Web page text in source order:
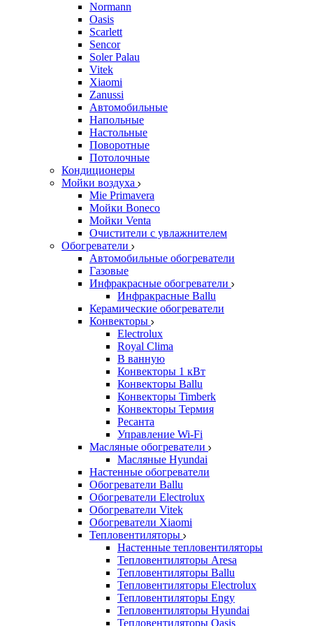
Normann
Oasis
Scarlett
Sencor
Soler Palau
Vitek
Xiaomi
Zanussi
Автомобильные
Напольные
Настольные
Поворотные
Потолочные
Кондиционеры
Мойки воздуха
Mie Primavera
Мойки Boneco
Мойки Venta
Очистители с увлажнителем
Обогреватели
Автомобильные обогреватели
Газовые
Инфракрасные обогреватели
Инфракрасные Ballu
Керамические обогреватели
Конвекторы
Electrolux
Royal Clima
В ванную
Конвекторы 1 кВт
Конвекторы Ballu
Конвекторы Timberk
Конвекторы Термия
Ресанта
Управление Wi-Fi
Масляные обогреватели
Масляные Hyundai
Настенные обогреватели
Обогреватели Ballu
Обогреватели Electrolux
Обогреватели Vitek
Обогреватели Xiaomi
Тепловентиляторы
Настенные тепловентиляторы
Тепловентиляторы Aresa
Тепловентиляторы Ballu
Тепловентиляторы Electrolux
Тепловентиляторы Engy
Тепловентиляторы Hyundai
Тепловентиляторы Oasis